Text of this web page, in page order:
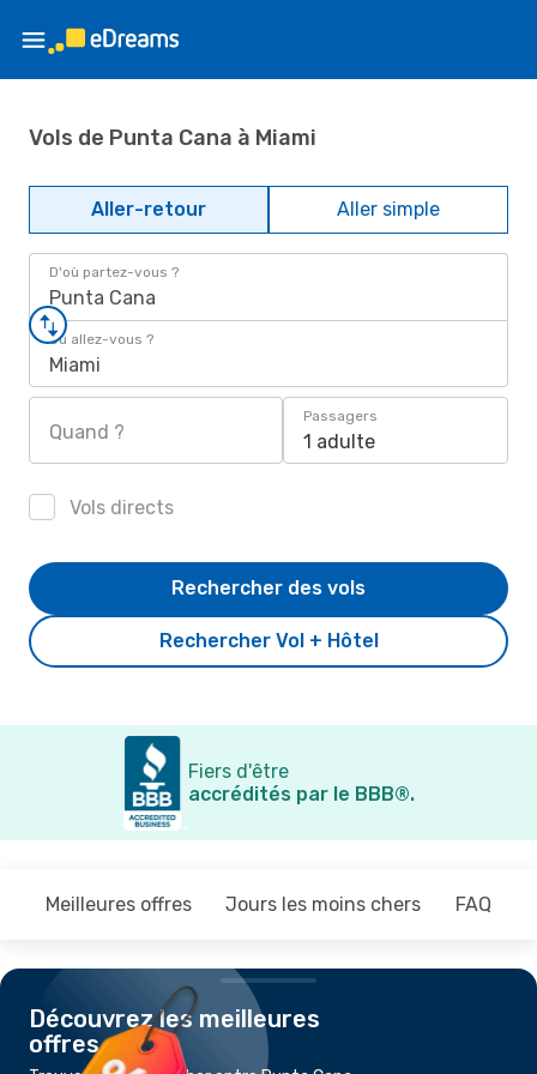
Vols de Punta Cana à Miami
Aller-retour Aller simple
D'où partez-vous ?
Punta Cana
Où allez-vous ?
Miami
Quand ?
Passagers
1 adulte
Vols directs
Rechercher Vol + Hôtel
Rechercher des vols
Fiers d'être
accrédités par le BBB®.
Meilleures offres Jours les moins chers FAQ
Découvrez les meilleures
offres